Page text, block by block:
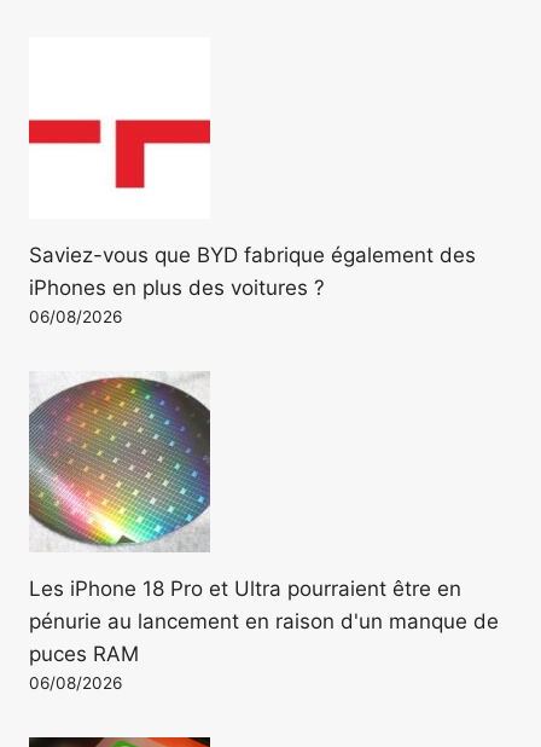
Saviez-vous que BYD fabrique également des
iPhones en plus des voitures ?
06/08/2026
Les iPhone 18 Pro et Ultra pourraient être en
pénurie au lancement en raison d'un manque de
puces RAM
06/08/2026